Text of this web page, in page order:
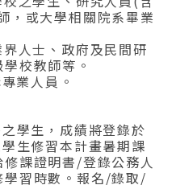
，或大學相關院系畢業
人士、政府及民間研
校教師等。
業人員。
學生，成績將登錄於
生修習本計畫暑期課
課證明書/登錄公務人
學習時數。報名/錄取/